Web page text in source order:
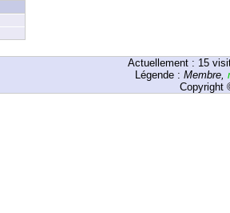
Actuellement : 15
Légende : Membre,
Copyright